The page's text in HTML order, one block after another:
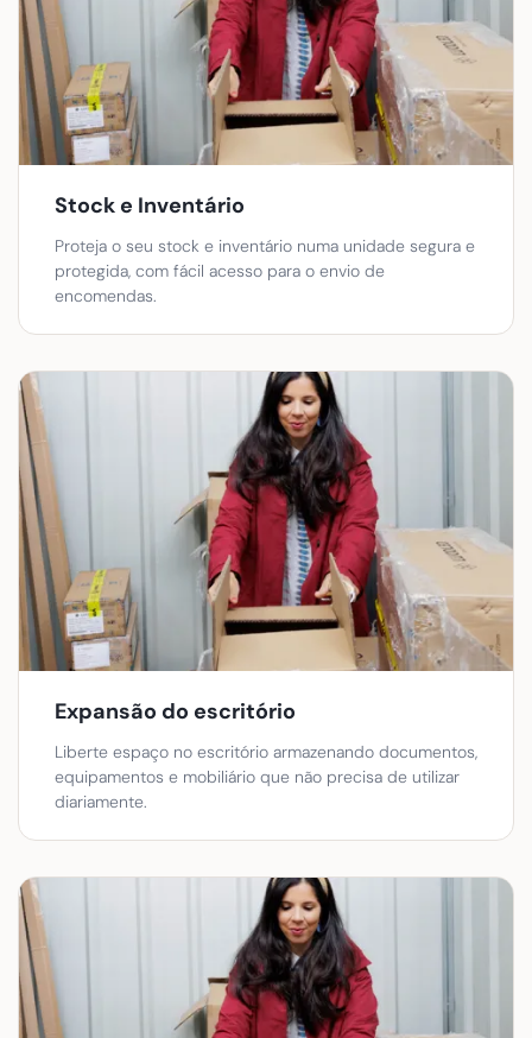
Stock e Inventário
Proteja o seu stock e inventário numa unidade segura e
protegida, com fácil acesso para o envio de
encomendas.
Expansão do escritório
Liberte espaço no escritório armazenando documentos,
equipamentos e mobiliário que não precisa de utilizar
diariamente.